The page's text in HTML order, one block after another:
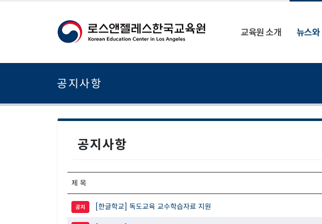
교육원 소개 뉴스
공지사항
공지사항
제 목
공지 [한글학교] 독도교육 교수학습자료 지원